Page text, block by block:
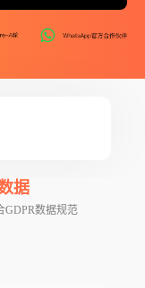
据
GDPR数据规范